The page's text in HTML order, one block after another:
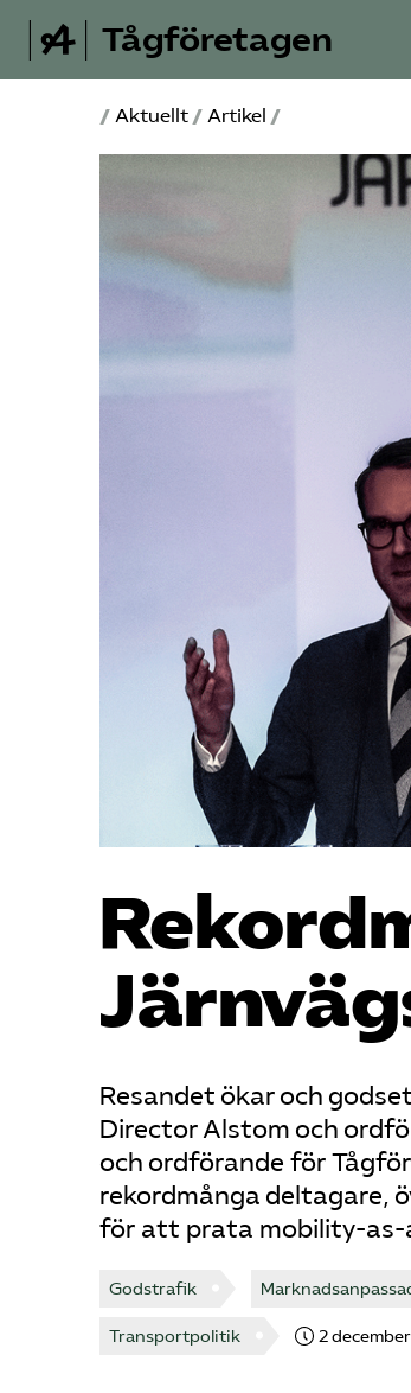
Tågföretagen
/ Aktuellt / Artikel /
Resandet ökar och
Director Alstom och
och ordförande för
rekordmånga deltagare,
för att prata mobility-as-
Godstrafik
Transportpolitik 2